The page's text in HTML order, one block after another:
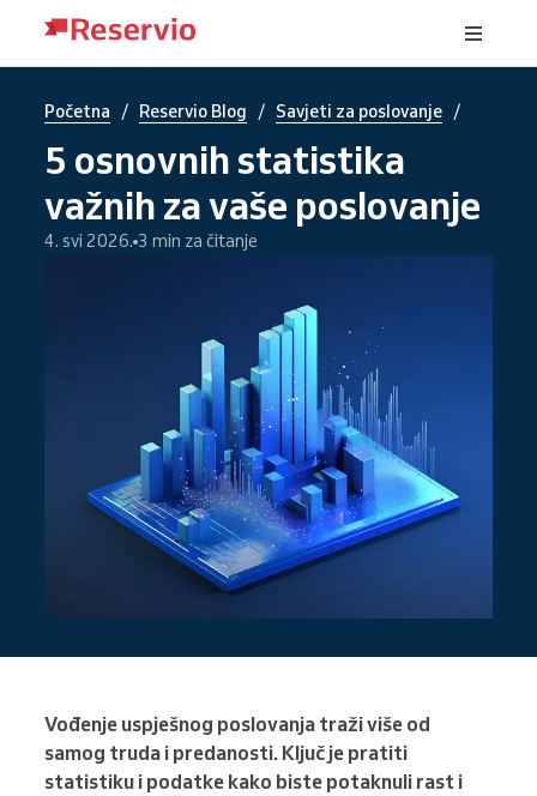
Početna / Reservio Blog / Savjeti za poslovanje /
5 osnovnih statistika
važnih za vaše poslovanje
4. svi 2026. 3 min za čitanje
Vođenje uspješnog poslovanja traži više od
samog truda i predanosti. Ključ je pratiti
statistiku i podatke kako biste potaknuli rast i